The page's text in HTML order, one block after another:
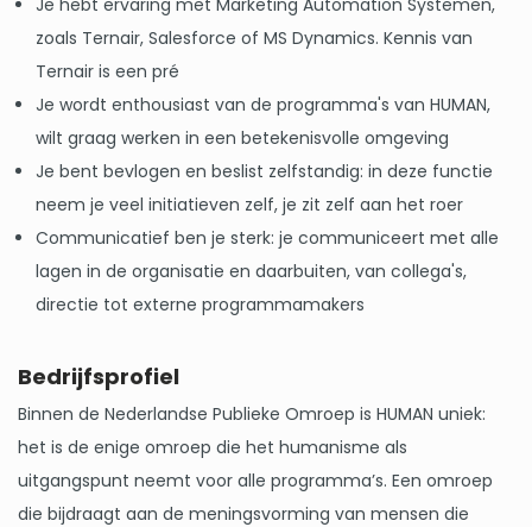
Je hebt ervaring met Marketing Automation Systemen,
zoals Ternair, Salesforce of MS Dynamics. Kennis van
Ternair is een pré
Je wordt enthousiast van de programma's van HUMAN,
wilt graag werken in een betekenisvolle omgeving
Je bent bevlogen en beslist zelfstandig: in deze functie
neem je veel initiatieven zelf, je zit zelf aan het roer
Communicatief ben je sterk: je communiceert met alle
lagen in de organisatie en daarbuiten, van collega's,
directie tot externe programmamakers
Bedrijfsprofiel
Binnen de Nederlandse Publieke Omroep is HUMAN uniek:
het is de enige omroep die het humanisme als
uitgangspunt neemt voor alle programma’s. Een omroep
die bijdraagt aan de meningsvorming van mensen die